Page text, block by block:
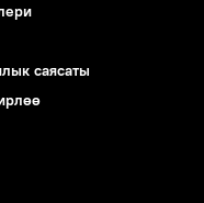
саясаты